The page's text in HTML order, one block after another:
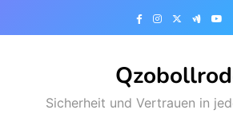
Sicherheit und Vertrauen in